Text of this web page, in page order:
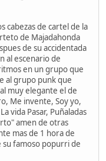
cabezas de cartel de la
de Majadahonda
de su accidentada
al escenario de
en un grupo que
al grupo punk que
muy elegante el de
Me invente, Soy yo,
vida Pasar, Puñaladas
amen de otras
mas de 1 hora de
su famoso popurri de